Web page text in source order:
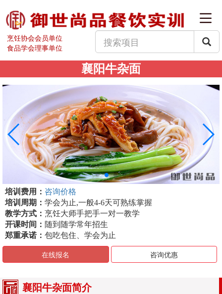
烹饪协会会员单位
食品学会理事单位
襄阳牛杂面
培训费用： 咨询价格
培训周期： 学会为止,一般4-6天可熟练掌握
教学方式： 烹饪大师手把手一对一教学
开课时间： 随到随学常年招生
郑重承诺： 包吃包住、学会为止
在线报名 咨询优惠
襄阳牛杂面简介